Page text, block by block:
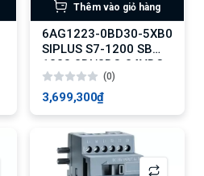
Thêm vào giỏ hàng
6AG1223-0BD30-5XB0
SIPLUS S7-1200 SB
1223 2DI/2DQ 24VDC
(0)
3,699,300₫